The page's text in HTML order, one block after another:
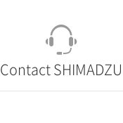
Contact SHIMADZU